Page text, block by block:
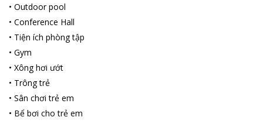
• Outdoor pool
• Conference Hall
• Tiện ích phòng tập
• Gym
• Xông hơi ướt
• Trông trẻ
• Sân chơi trẻ em
• Bể bơi cho trẻ em